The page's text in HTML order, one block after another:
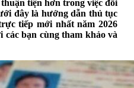
tiện hơn trong việc đổi
đây là hướng dẫn thủ tục
tiếp mới nhất năm 2026
các bạn cùng tham khảo và